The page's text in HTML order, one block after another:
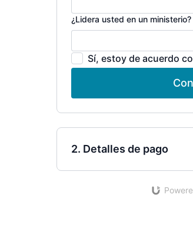
¿Lidera usted en un ministerio?
Sí, estoy de acuerdo
2. Detalles de pago